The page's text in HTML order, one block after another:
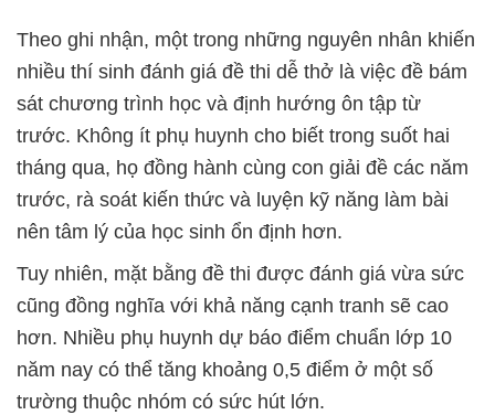
Theo ghi nhận, một trong những nguyên nhân khiến
nhiều thí sinh đánh giá đề thi dễ thở là việc đề bám
sát chương trình học và định hướng ôn tập từ
trước. Không ít phụ huynh cho biết trong suốt hai
tháng qua, họ đồng hành cùng con giải đề các năm
trước, rà soát kiến thức và luyện kỹ năng làm bài
nên tâm lý của học sinh ổn định hơn.
Tuy nhiên, mặt bằng đề thi được đánh giá vừa sức
cũng đồng nghĩa với khả năng cạnh tranh sẽ cao
hơn. Nhiều phụ huynh dự báo điểm chuẩn lớp 10
năm nay có thể tăng khoảng 0,5 điểm ở một số
trường thuộc nhóm có sức hút lớn.